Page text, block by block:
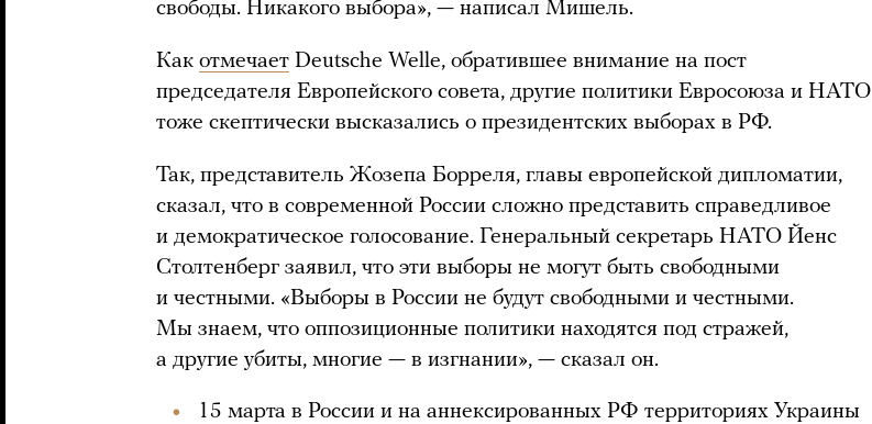
свободы. Никакого выбора», — написал Мишель.
Как отмечает Deutsche Welle, обратившее внимание на пост
председателя Европейского совета, другие политики Евросоюза и НАТО
тоже скептически высказались о президентских выборах в РФ.
Так, представитель Жозепа Борреля, главы европейской дипломатии,
сказал, что в современной России сложно представить справедливое
и демократическое голосование. Генеральный секретарь НАТО Йенс
Столтенберг заявил, что эти выборы не могут быть свободными
и честными. «Выборы в России не будут свободными и честными.
Мы знаем, что оппозиционные политики находятся под стражей,
а другие убиты, многие — в изгнании», — сказал он.
15 марта в России и на аннексированных РФ территориях Украины